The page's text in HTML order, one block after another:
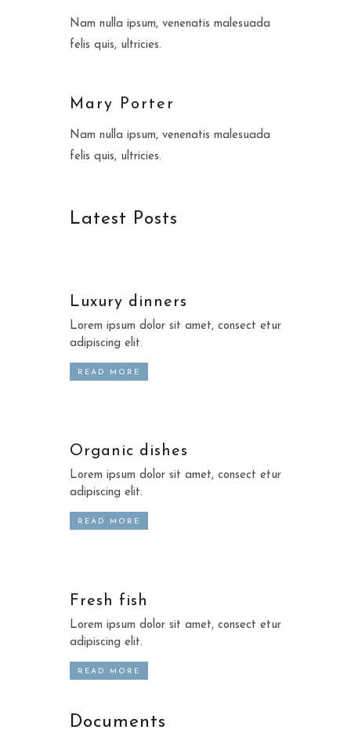
Nam nulla ipsum, venenatis malesuada
felis quis, ultricies.
Mary Porter
Nam nulla ipsum, venenatis malesuada
felis quis, ultricies.
Latest Posts
Luxury dinners
Lorem ipsum dolor sit amet, consect etur
adipiscing elit.
READ MORE
Organic dishes
Lorem ipsum dolor sit amet, consect etur
adipiscing elit.
READ MORE
Fresh fish
Lorem ipsum dolor sit amet, consect etur
adipiscing elit.
READ MORE
Documents